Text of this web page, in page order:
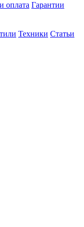
оплата Гарантии
Техники Статьи